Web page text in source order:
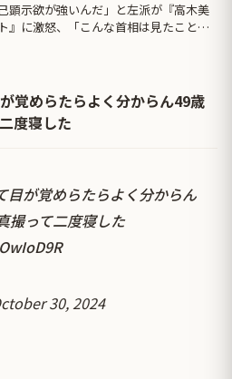
顕示欲が強いんだ」と左派が『高木美
』に激怒、「こんな首相は見たことが
覚めらたらよく分からん49歳
度寝した
目が覚めらたらよく分からん
撮って二度寝した
30, 2024